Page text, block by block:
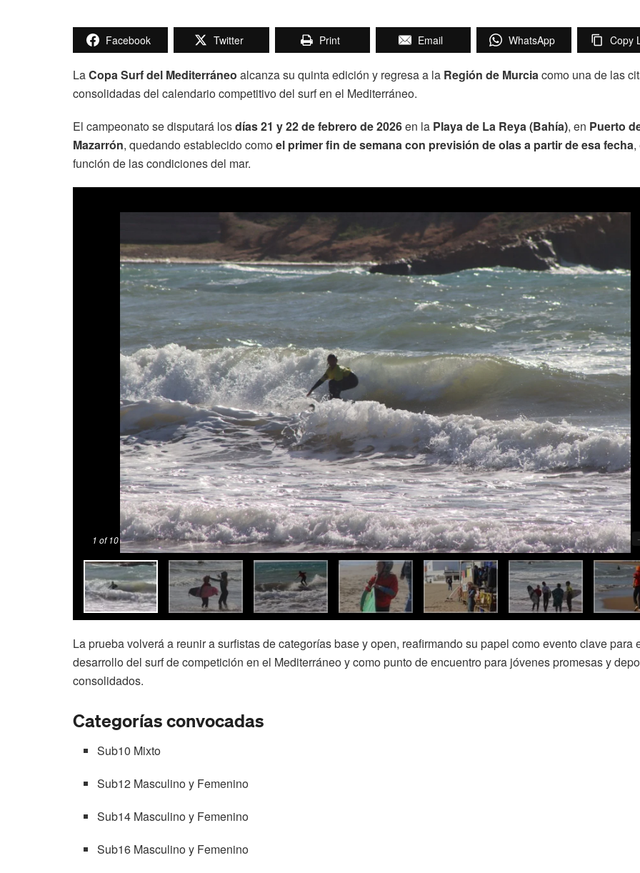
Facebook Twitter Print Email WhatsApp Copy
LaCopa Surf del Mediterráneo alcanza su quinta edición y regresa a la Región de Murciacomo una de las
consolidadas del calendario competitivo del surf en el Mediterráneo.
El campeonato se disputará losdías 21 y 22 de febrero de 2026en la Playa de La Reya (Bahía), en Puerto
Mazarrón, quedando establecido comoel primer fin de semana con previsión de olas a partir de esa fecha,
función de las condiciones del mar.
1 of 10 -
La prueba volverá a reunir a surfistas de categorías base y open, reafirmando su papel como evento clave para
desarrollo del surf de competición en el Mediterráneo y como punto de encuentro para jóvenes promesas y
consolidados.
Categorías convocadas
Sub10 Mixto
Sub12 Masculino y Femenino
Sub14 Masculino y Femenino
Sub16 Masculino y Femenino